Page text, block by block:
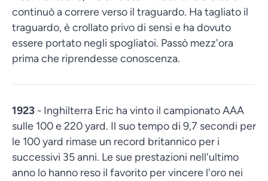
continuò a correre verso il traguardo. Ha tagliato il
traguardo, è crollato privo di sensi e ha dovuto
essere portato negli spogliatoi. Passò mezz'ora
prima che riprendesse conoscenza.
1923 - Inghilterra Eric ha vinto il campionato AAA
sulle 100 e 220 yard. Il suo tempo di 9,7 secondi per
le 100 yard rimase un record britannico per i
successivi 35 anni. Le sue prestazioni nell'ultimo
anno lo hanno reso il favorito per vincere l'oro nei